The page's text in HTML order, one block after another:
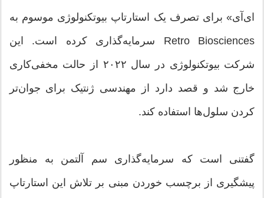
ای‌آی» برای تصرف یک استارتاپ بیوتکنولوژی موسوم به
Retro Biosciences سرمایه‌گذاری کرده است. این
شرکت بیوتکنولوژی در سال ۲۰۲۲ از حالت مخفی‌کاری
خارج شد و قصد دارد از مهندسی ژنتیک برای جوان‌تر
کردن سلول‌ها استفاده کند.
گفتنی است که سرمایه‌گذاری سم آلتمن به منظور
پیشگیری از برچسب‌ خوردن مبنی بر تلاش این استارتاپ